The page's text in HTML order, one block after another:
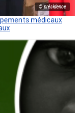
© présidence
médicaux